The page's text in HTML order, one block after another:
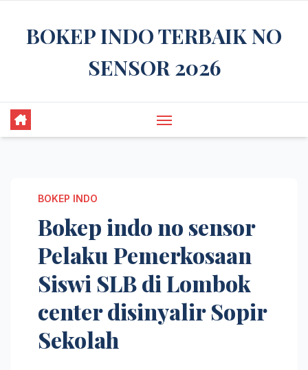
BOKEP INDO TERBAIK NO
SENSOR 2026
BOKEP INDO
Bokep indo no sensor
Pelaku Pemerkosaan
Siswi SLB di Lombok
center disinyalir Sopir
Sekolah